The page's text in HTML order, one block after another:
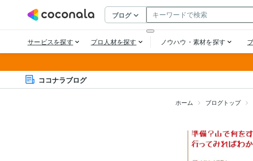
ココナラブログ
ホーム ブログトップ